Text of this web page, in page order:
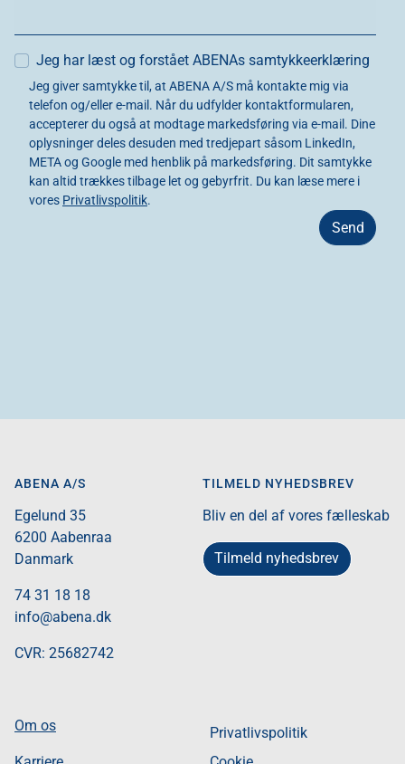
Jeg har læst og forstået ABENAs samtykkeerklæring
Jeg giver samtykke til, at ABENA A/S må kontakte mig via
telefon og/eller e-mail. Når du udfylder kontaktformularen,
accepterer du også at modtage markedsføring via e-mail. Dine
oplysninger deles desuden med tredjepart såsom LinkedIn,
META og Google med henblik på markedsføring. Dit samtykke
kan altid trækkes tilbage let og gebyrfrit. Du kan læse mere i
vores Privatlivspolitik.
Send
ABENA A/S
Egelund 35​
6200 Aabenraa​
Danmark​
74 31 18 18
info@abena.dk
CVR: 25682742​
TILMELD NYHEDSBREV
Bliv en del af vores fælleskab
Tilmeld nyhedsbrev
Om os
Privatlivspolitik